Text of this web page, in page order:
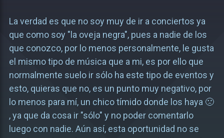
La verdad es que no soy muy de ir a conciertos ya
que como soy "la oveja negra", pues a nadie de los
que conozco, por lo menos personalmente, le gusta
el mismo tipo de música que a mi, es por ello que
normalmente suelo ir sólo ha este tipo de eventos y
esto, quieras que no, es un punto muy negativo, por
lo menos para mí, un chico tímido donde los haya 🙁
, ya que da cosa ir "sólo" y no poder comentarlo
luego con nadie. Aún así, esta oportunidad no se